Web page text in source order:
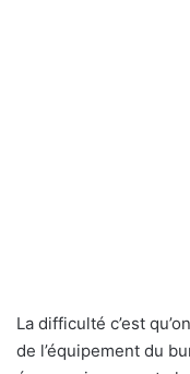
La difficulté c’est
de l’équipement du